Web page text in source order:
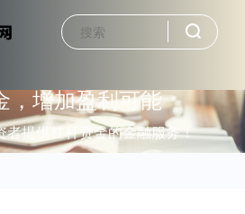
，增加盈利可能
者提供杠杆资金的金融服务！